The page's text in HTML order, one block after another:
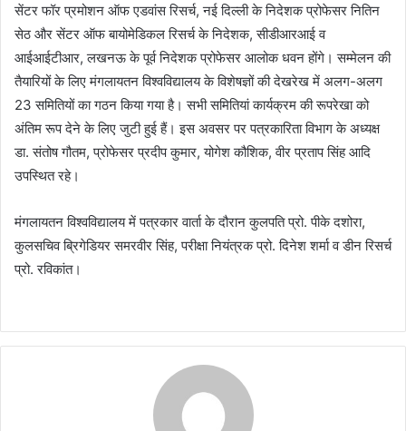
सेंटर फॉर प्रमोशन ऑफ एडवांस रिसर्च, नई दिल्ली के निदेशक प्रोफेसर नितिन
सेठ और सेंटर ऑफ बायोमेडिकल रिसर्च के निदेशक, सीडीआरआई व
आईआईटीआर, लखनऊ के पूर्व निदेशक प्रोफेसर आलोक धवन होंगे। सम्मेलन की
तैयारियों के लिए मंगलायतन विश्वविद्यालय के विशेषज्ञों की देखरेख में अलग-अलग
23 समितियों का गठन किया गया है। सभी समितियां कार्यक्रम की रूपरेखा को
अंतिम रूप देने के लिए जुटी हुई हैं। इस अवसर पर पत्रकारिता विभाग के अध्यक्ष
डा. संतोष गौतम, प्रोफेसर प्रदीप कुमार, योगेश कौशिक, वीर प्रताप सिंह आदि
उपस्थित रहे।
मंगलायतन विश्वविद्यालय में पत्रकार वार्ता के दौरान कुलपति प्रो. पीके दशोरा,
कुलसचिव ब्रिगेडियर समरवीर सिंह, परीक्षा नियंत्रक प्रो. दिनेश शर्मा व डीन रिसर्च
प्रो. रविकांत।